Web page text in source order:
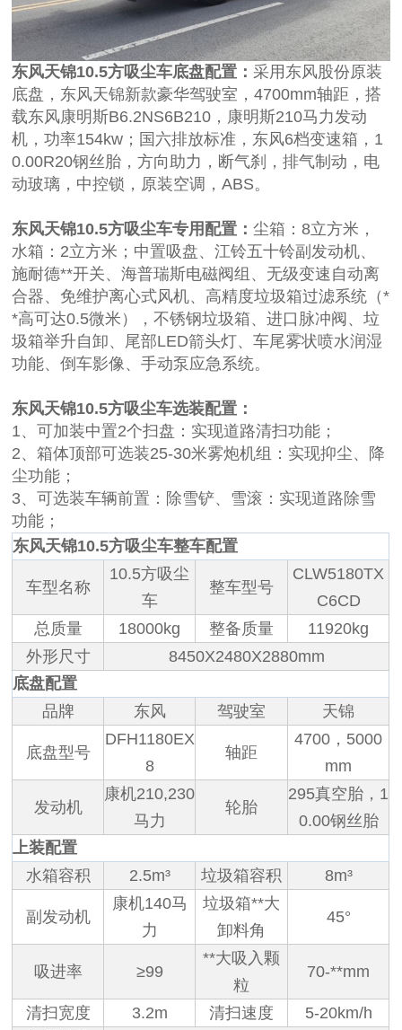
东风天锦10.5方吸尘车底盘配置：采用东风股份原装
底盘，东风天锦新款豪华驾驶室，4700mm轴距，搭
载东风康明斯B6.2NS6B210，康明斯210马力发动
机，功率154kw；国六排放标准，东风6档变速箱，1
0.00R20钢丝胎，方向助力，断气刹，排气制动，电
动玻璃，中控锁，原装空调，ABS。
东风天锦10.5方吸尘车专用配置：尘箱：8立方米，
水箱：2立方米；中置吸盘、江铃五十铃副发动机、
施耐德**开关、海普瑞斯电磁阀组、无级变速自动离
合器、免维护离心式风机、高精度垃圾箱过滤系统（*
*高可达0.5微米），不锈钢垃圾箱、进口脉冲阀、垃
圾箱举升自卸、尾部LED箭头灯、车尾雾状喷水润湿
功能、倒车影像、手动泵应急系统。
东风天锦10.5方吸尘车选装配置：
1、可加装中置2个扫盘：实现道路清扫功能；
2、箱体顶部可选装25-30米雾炮机组：实现抑尘、降
尘功能；
3、可选装车辆前置：除雪铲、雪滚：实现道路除雪
功能；
东风天锦10.5方吸尘车整车配置
车型名称
10.5方吸尘
车
整车型号
CLW5180TX
C6CD
总质量
18000kg 整备质量
11920kg
外形尺寸
8450X2480X2880mm
底盘配置
品牌
东风 驾驶室 天锦
底盘型号
DFH1180EX
8
轴距
4700，5000
mm
发动机
康机210,230
马力
轮胎
295真空胎，1
0.00钢丝胎
上装配置
水箱容积
2.5m³ 垃圾箱容积 8m³
副发动机
康机140马
力
垃圾箱**大
卸料角
45°
吸进率 ≥99
**大吸入颗
粒
70-**mm
清扫宽度 3.2m 清扫速度
5-20km/h